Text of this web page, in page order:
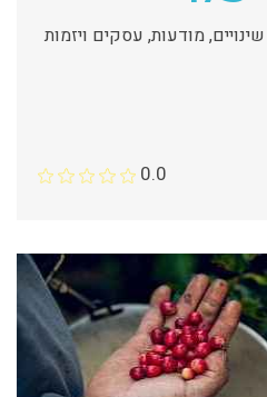
מודעות, עסקים ויזמות
0.0